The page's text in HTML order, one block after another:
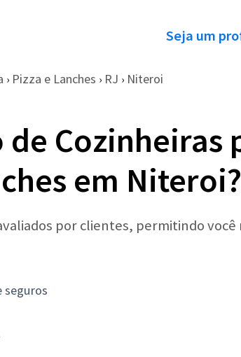
Seja um
› Pizza e Lanches › RJ › Niteroi
Cozinheiras
em Niteroi?
por clientes, permitindo você
seguros